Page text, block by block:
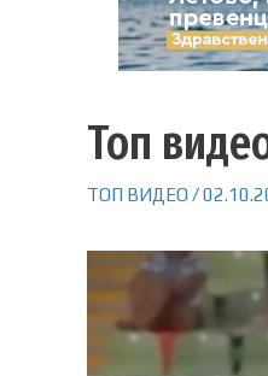
Топ
ТОП ВИДЕО /